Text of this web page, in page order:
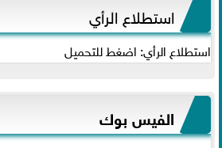
استطلاع الرأي
استطلاع الرأي: اضغط للتحميل
الفيس بوك